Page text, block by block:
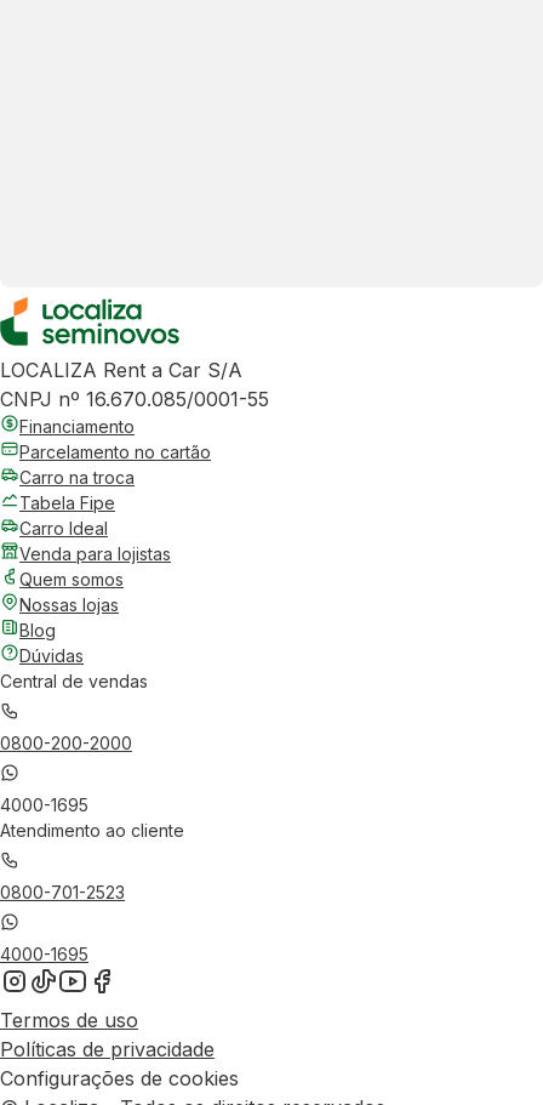
LOCALIZA Rent a Car S/A
CNPJ nº 16.670.085/0001-55
Financiamento
Parcelamento no cartão
Carro na troca
Tabela Fipe
Carro Ideal
Venda para lojistas
Quem somos
Nossas lojas
Blog
Dúvidas
Central de vendas
0800-200-2000
4000-1695
Atendimento ao cliente
0800-701-2523
4000-1695
Termos de uso
Políticas de privacidade
Configurações de cookies